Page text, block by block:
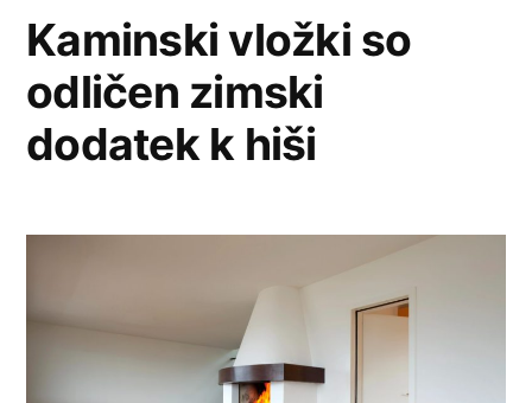
Kaminski vložki so
odličen zimski
dodatek k hiši